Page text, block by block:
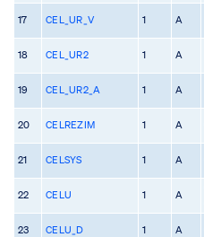
17 CEL_UR_V 1 A
18 CEL_UR2 1 A
19 CEL_UR2_A 1 A
20 CELREZIM 1 A
21 CELSYS 1 A
22 CELU 1 A
23 CELU_D 1 A